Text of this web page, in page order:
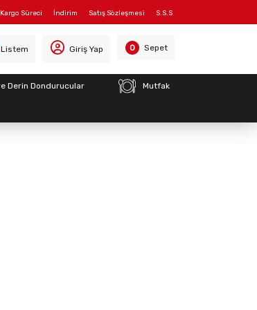
S.S.S
Satış Sözleşmesi
İndirim
Süreci
Listem Giriş Yap 0 Sepet
Derin Dondurucular Mutfak